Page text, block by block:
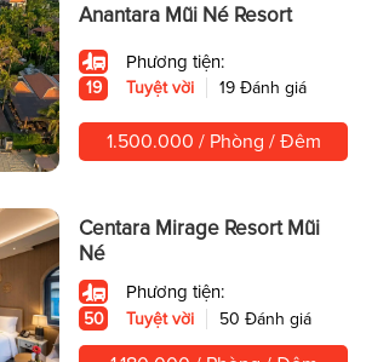
Anantara Mũi Né Resort
Phương tiện:
19 Tuyệt vời 19 Đánh giá
1.500.000 / Phòng / Đêm
Centara Mirage Resort Mũi
Né
Phương tiện:
50 Tuyệt vời 50 Đánh giá